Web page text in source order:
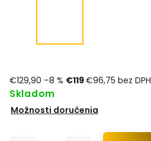
€129,90 –8 % €119€96,75 bez DPH
Skladom
Možnosti doručenia